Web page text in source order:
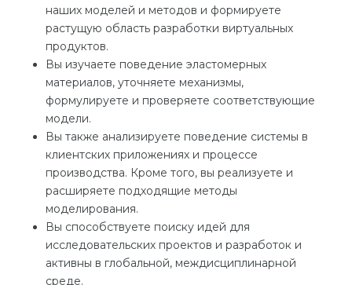
наших моделей и методов и формируете
растущую область разработки виртуальных
продуктов.
Вы изучаете поведение эластомерных
материалов, уточняете механизмы,
формулируете и проверяете соответствующие
модели.
Вы также анализируете поведение системы в
клиентских приложениях и процессе
производства. Кроме того, вы реализуете и
расширяете подходящие методы
моделирования.
Вы способствуете поиску идей для
исследовательских проектов и разработок и
активны в глобальной, междисциплинарной
среде.